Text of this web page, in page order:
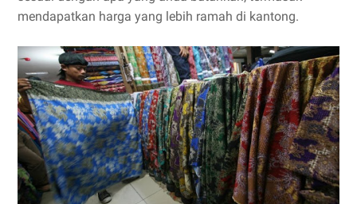
mendapatkan harga yang lebih ramah di kantong.